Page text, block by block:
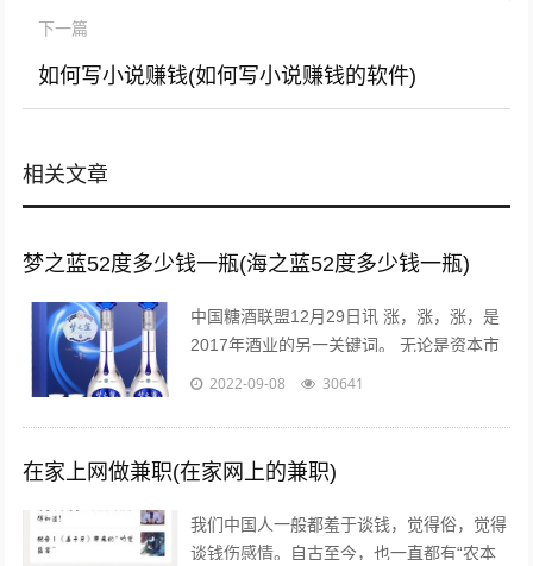
下一篇
如何写小说赚钱(如何写小说赚钱的软件)
相关文章
梦之蓝52度多少钱一瓶(海之蓝52度多少钱一瓶)
中国糖酒联盟12月29日讯 涨，涨，涨，是
2017年酒业的另一关键词。 无论是资本市
场还是现货市场，无论是从高端到次高端品
2022-09-08 30641
在家上网做兼职(在家网上的兼职)
我们中国人一般都羞于谈钱，觉得俗，觉得
谈钱伤感情。自古至今，也一直都有“农本